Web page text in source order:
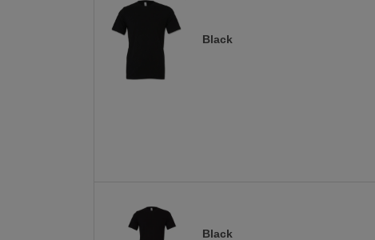
Black
Black